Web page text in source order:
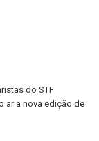
do STF
ar a nova edição de